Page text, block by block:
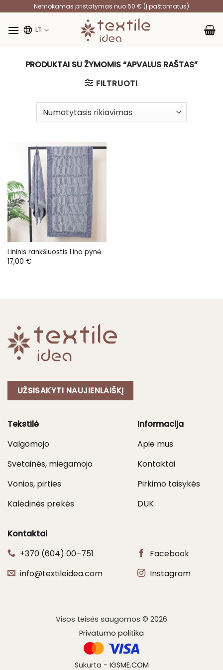
content
Nemokamas pristatymas nuo 50 € (į paštomatus)
LT
PRODUKTAI SU ŽYMOMIS “APVALUS RAŠTAS”
FILTRUOTI
Lininis rankšluostis Lino pynė
17,00 €
UŽSISAKYTI NAUJIENLAIŠKĮ
Tekstilė
Valgomojo
Svetainės, miegamojo
Vonios, pirties
Kalėdinės prekės
Informacija
Apie mus
Kontaktai
Pirkimo taisykės
DUK
Kontaktai
+370 (604) 00–751
info@textileidea.com
Facebook
Instagram
Visos teisės saugomos © 2026
Privatumo politika
Sukurta - IGSME.COM